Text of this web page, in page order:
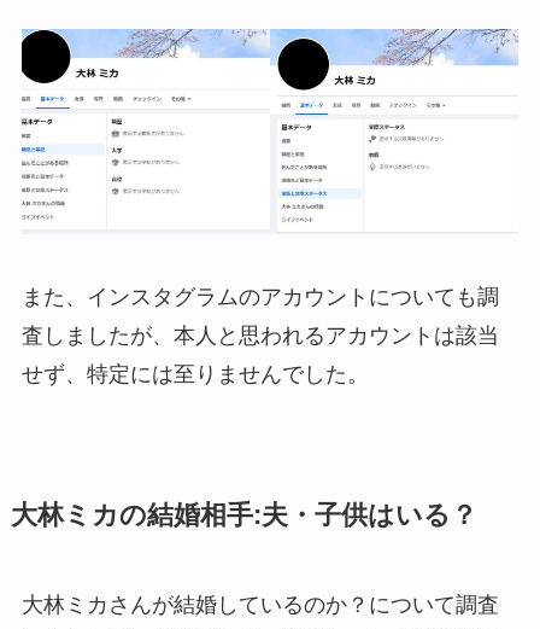
また、インスタグラムのアカウントについても調
査しましたが、本人と思われるアカウントは該当
せず、特定には至りませんでした。
大林ミカの結婚相手:夫・子供はいる？
大林ミカさんが結婚しているのか？について調査